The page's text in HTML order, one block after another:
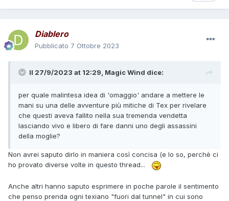
Diablero
Pubblicato 7 Ottobre 2023
Il 27/9/2023 at 12:29, Magic Wind dice:
per quale malintesa idea di 'omaggio' andare a mettere le
mani su una delle avventure più mitiche di Tex per rivelare
che questi aveva fallito nella sua tremenda vendetta
lasciando vivo e libero di fare danni uno degli assassini
della moglie?
Non avrei saputo dirlo in maniera così concisa (e lo so, perchè ci
ho provato diverse volte in questo thread...
Anche altri hanno saputo esprimere in poche parole il sentimento
che penso prenda ogni texiano "fuori dal tunnel" in cui sono